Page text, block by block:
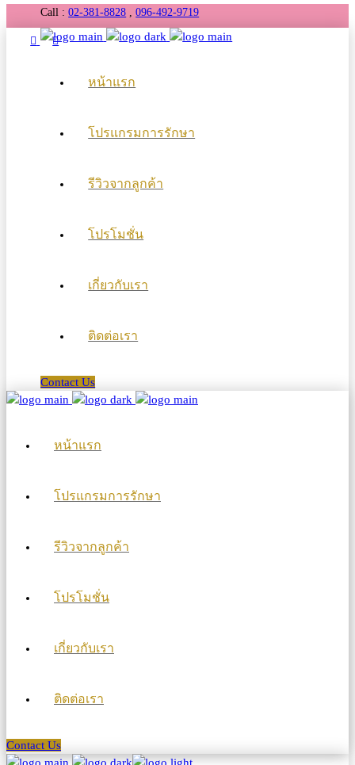
Call :02-381-8828 ,096-492-9719
หน้าแรก
โปรแกรมการรักษา
รีวิวจากลูกค้า
โปรโมชั่น
เกี่ยวกับเรา
ติดต่อเรา
Contact Us
หน้าแรก
โปรแกรมการรักษา
รีวิวจากลูกค้า
โปรโมชั่น
เกี่ยวกับเรา
ติดต่อเรา
Contact Us